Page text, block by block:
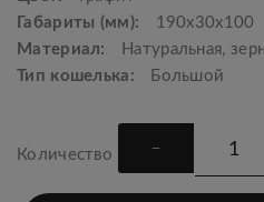
Габариты (мм):
190x30x100
Материал:
Натуральная,
Тип кошелька:
Большой
Количество